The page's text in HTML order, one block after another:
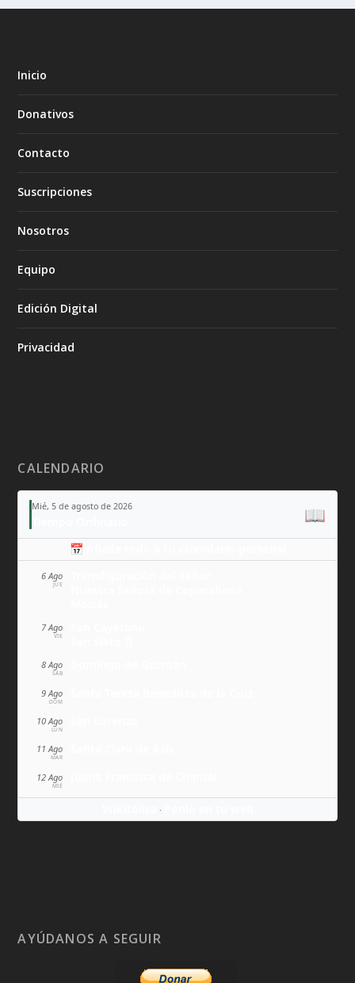
Inicio
Donativos
Contacto
Suscripciones
Nosotros
Equipo
Edición Digital
Privacidad
CALENDARIO
Mié, 5 de agosto de 2026 📖
📅 Añade todo a tu calendario personal
6 Ago
JUE
7 Ago
VIE
8 Ago
SÁB
9 Ago
DOM
10 Ago
LUN
11 Ago
MAR
12 Ago
MIÉ
·
AYÚDANOS A SEGUIR